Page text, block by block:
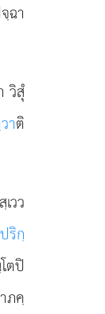
ฉา
วิสุํ
าติ
วว
ปริกฺ
ตปิ
ภคฺ